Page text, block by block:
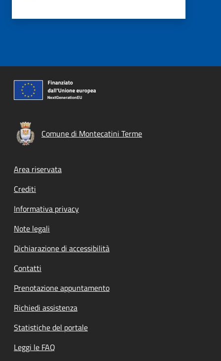
Comune di Montecatini Terme
Footer menu
Area riservata
Crediti
Informativa privacy
Note legali
Dichiarazione di accessibilità
Contatti
Prenotazione appuntamento
Richiedi assistenza
Statistiche del portale
Leggi le FAQ